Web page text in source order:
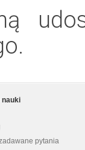
nauki
pytania